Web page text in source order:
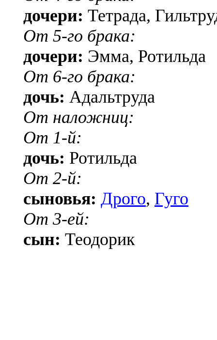
дочери: Тетрада,
От 5-го брака:
дочери: Эмма, Ротильда
От 6-го брака:
дочь: Адальтруда
От наложниц:
От 1-й:
дочь: Ротильда
От 2-й:
сыновья: Дрого, Гуго
От 3-ей:
сын: Теодорик